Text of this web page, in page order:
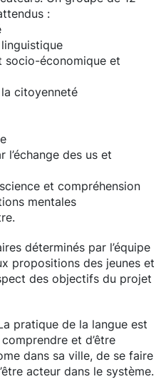
:
socio-économique et
citoyenneté
l’échange des us et
et compréhension
mentales
déterminés par l’équipe
propositions des jeunes et
des objectifs du projet
pratique de la langue est
et d’être
dans sa ville, de se faire
acteur dans le système.